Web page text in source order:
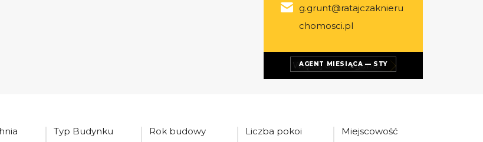
AGENT MIESIĄCA — STY
g.grunt@ratajczaknieru
chomosci.pl
Więcej ofertagenta
Typ Budynku
Rok budowy
Liczba pokoi
Miejscowość